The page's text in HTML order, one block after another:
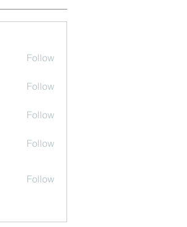
Follow
Follow
Follow
Follow
Follow